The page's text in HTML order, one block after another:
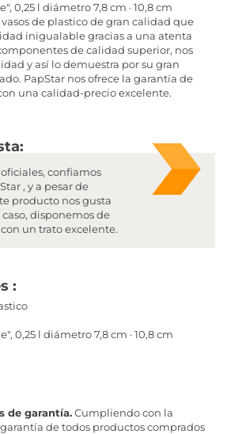
0,25 l diámetro 7,8 cm · 10,8 cm
de plastico de gran calidad que
inigualable gracias a una atenta
de calidad superior, nos
y así lo demuestra por su gran
PapStar nos ofrece la garantía de
una calidad-precio excelente.
confiamos
, y a pesar de
producto nos gusta
disponemos de
un trato excelente.
:
0,25 l diámetro 7,8 cm · 10,8 cm
de garantía.Cumpliendo con la
de todos productos comprados